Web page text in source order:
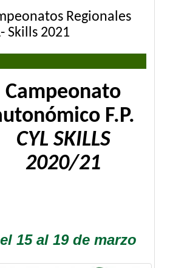
Regionales
Skills 2021
Campeonato
F.P.
CYL SKILLS
2020/21
15 al 19 de marzo